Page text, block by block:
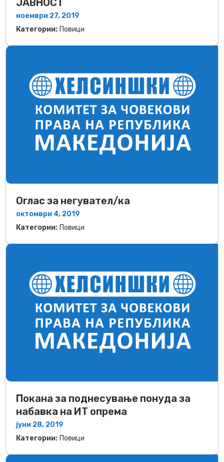
ноември 27, 2019
Категории: Повици
Оглас за негувател/ка
октомври 4, 2019
Категории: Повици
Покана за поднесување понуда за
набавка на ИТ опрема
јуни 28, 2019
Категории: Повици